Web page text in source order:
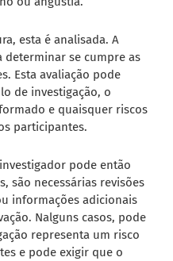
esta é analisada. A
determinar se cumpre as
Esta avaliação pode
de investigação, o
e quaisquer riscos
participantes.
pode então
são necessárias revisões
informações adicionais
Nalguns casos, pode
representa um risco
e pode exigir que o